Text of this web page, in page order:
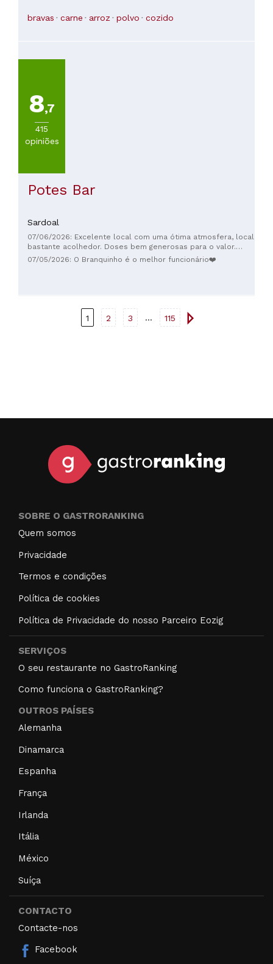
demonstrado pelos Clientes justificavam-se melhorias
gerais.
bravas carne arroz polvo cozido
8,7
415
opiniões
Potes Bar
Sardoal
07/06/2026: Excelente local com uma ótima atmosfera, local
bastante acolhedor. Doses bem generosas para o valor.
Agradecimento especial à(s) atendedor(as) Mariana(as)!
07/05/2026: O Branquinho é o melhor funcionário❤️
1 2 3 ... 115
SOBRE O GASTRORANKING
Quem somos
Privacidade
Termos e condições
Política de cookies
Política de Privacidade do nosso Parceiro Eozig
SERVIÇOS
O seu restaurante no GastroRanking
Como funciona o GastroRanking?
OUTROS PAÍSES
Alemanha
Dinamarca
Espanha
França
Irlanda
Itália
México
Suíça
CONTACTO
Contacte-nos
Facebook